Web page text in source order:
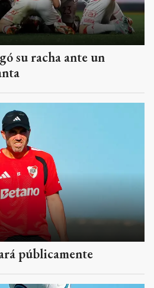
su racha ante un
públicamente